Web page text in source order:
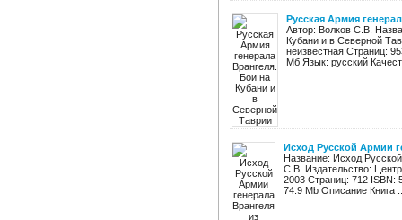
Русская Армия
Автор: Волков С.В.
Кубани и в Северной
неизвестная Страниц:
Мб Язык: русский
Исход Русской Армии
Название: Исход
С.В. Издательство:
2003 Страниц: 712 ISBN:
74.9 Mb Описание Книга